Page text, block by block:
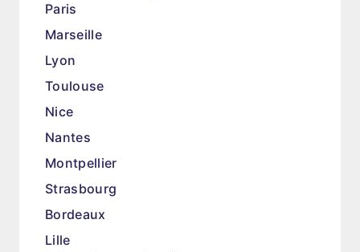
Paris
Marseille
Lyon
Toulouse
Nice
Nantes
Montpellier
Strasbourg
Bordeaux
Lille